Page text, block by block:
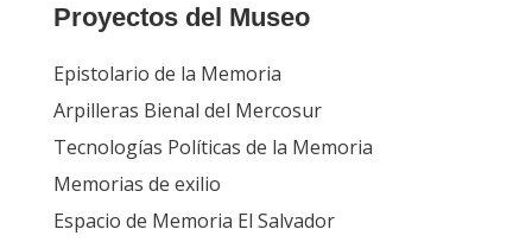
Proyectos del Museo
Epistolario de la Memoria
Arpilleras Bienal del Mercosur
Tecnologías Políticas de la Memoria
Memorias de exilio
Espacio de Memoria El Salvador